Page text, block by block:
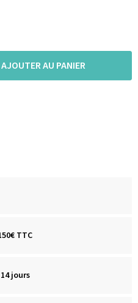
AJOUTER AU PANIER
TTC
jours